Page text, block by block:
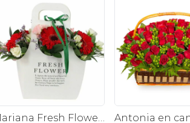
Mariana Fresh Flower Bag Rojo - Arreglo Floral con gerberas rojo, minirosas y limonium